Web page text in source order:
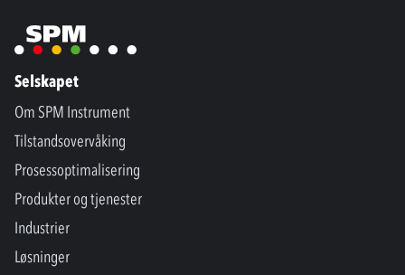
Selskapet
Om SPM Instrument
Tilstandsovervåking
Prosessoptimalisering
Produkter og tjenester
Industrier
Løsninger